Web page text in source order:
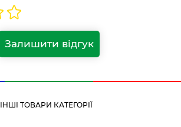
Залишити відгук
ІНШІ ТОВАРИ КАТЕГОРІЇ